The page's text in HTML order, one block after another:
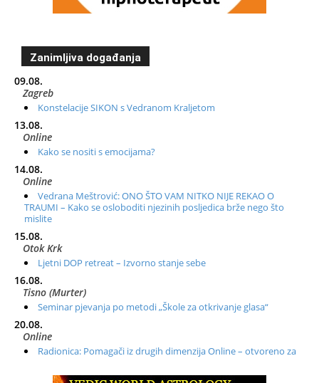
Zanimljiva događanja
09.08.
Zagreb
Konstelacije SIKON s Vedranom Kraljetom
13.08.
Online
Kako se nositi s emocijama?
14.08.
Online
Vedrana Meštrović: ONO ŠTO VAM NITKO NIJE REKAO O
TRAUMI – Kako se osloboditi njezinih posljedica brže nego što
mislite
15.08.
Otok Krk
Ljetni DOP retreat – Izvorno stanje sebe
16.08.
Tisno (Murter)
Seminar pjevanja po metodi „Škole za otkrivanje glasa“
20.08.
Online
Radionica: Pomagači iz drugih dimenzija Online – otvoreno za